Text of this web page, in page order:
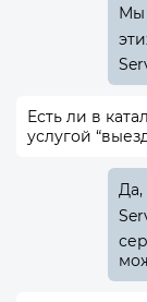
Мы
Есть ли в
услугой
Да,